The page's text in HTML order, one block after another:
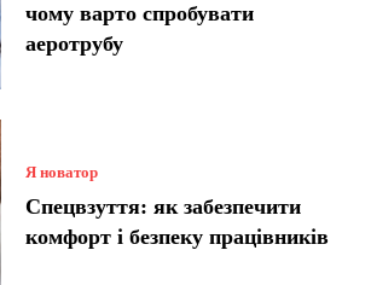
чому варто спробувати
аеротрубу
Я новатор
Спецвзуття: як забезпечити
комфорт і безпеку працівників